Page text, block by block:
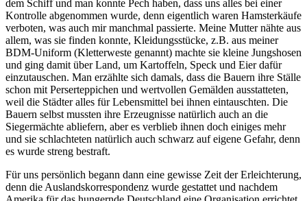
dem Schiff und man konnte Pech haben, dass uns alles bei einer
Kontrolle abgenommen wurde, denn eigentlich waren Hamsterkäufe
verboten, was auch mir manchmal passierte. Meine Mutter nähte aus
allem, was sie finden konnte, Kleidungsstücke, z.B. aus meiner
BDM-Uniform (Kletterweste genannt) machte sie kleine Jungshosen
und ging damit über Land, um Kartoffeln, Speck und Eier dafür
einzutauschen. Man erzählte sich damals, dass die Bauern ihre Ställe
schon mit Perserteppichen und wertvollen Gemälden ausstatteten,
weil die Städter alles für Lebensmittel bei ihnen eintauschten. Die
Bauern selbst mussten ihre Erzeugnisse natürlich auch an die
Siegermächte abliefern, aber es verblieb ihnen doch einiges mehr
und sie schlachteten natürlich auch schwarz auf eigene Gefahr, denn
es wurde streng bestraft.
Für uns persönlich begann dann eine gewisse Zeit der Erleichterung,
denn die Auslandskorrespondenz wurde gestattet und nachdem